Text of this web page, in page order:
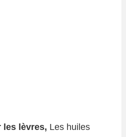
les lèvres, Les huiles